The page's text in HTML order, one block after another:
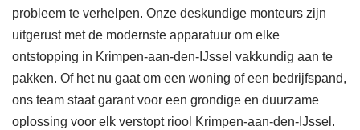
probleem te verhelpen. Onze deskundige monteurs zijn
uitgerust met de modernste apparatuur om elke
ontstopping in Krimpen-aan-den-IJssel vakkundig aan te
pakken. Of het nu gaat om een woning of een bedrijfspand,
ons team staat garant voor een grondige en duurzame
oplossing voor elk verstopt riool Krimpen-aan-den-IJssel.